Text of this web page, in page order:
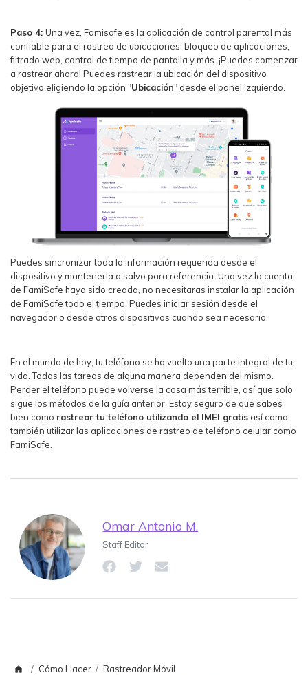
Paso 4: Una vez, Famisafe es la aplicación de control parental más
confiable para el rastreo de ubicaciones, bloqueo de aplicaciones,
filtrado web, control de tiempo de pantalla y más. ¡Puedes comenzar
a rastrear ahora! Puedes rastrear la ubicación del dispositivo
objetivo eligiendo la opción "Ubicación" desde el panel izquierdo.
Puedes sincronizar toda la información requerida desde el
dispositivo y mantenerla a salvo para referencia. Una vez la cuenta
de FamiSafe haya sido creada, no necesitaras instalar la aplicación
de FamiSafe todo el tiempo. Puedes iniciar sesión desde el
navegador o desde otros dispositivos cuando sea necesario.
En el mundo de hoy, tu teléfono se ha vuelto una parte integral de tu
vida. Todas las tareas de alguna manera dependen del mismo.
Perder el teléfono puede volverse la cosa más terrible, así que solo
sigue los métodos de la guía anterior. Estoy seguro de que sabes
bien como rastrear tu teléfono utilizando el IMEI gratis así como
también utilizar las aplicaciones de rastreo de teléfono celular como
FamiSafe.
Omar Antonio M.
Staff Editor
Cómo Hacer
Rastreador Móvil